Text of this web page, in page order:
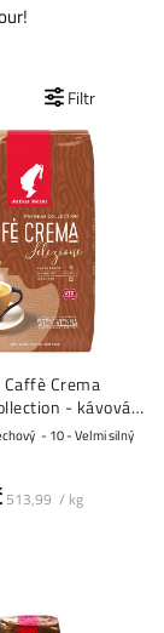
Filtr
Crema
- kávová
10 - Velmi silný
513,99 / kg